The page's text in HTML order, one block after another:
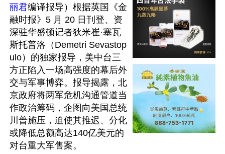
丽君编译报导）根据英国《金
融时报》5 月 20 日刊登、资
深驻华盛顿记者狄米崔·塞瓦
斯托普洛（Demetri Sevastop
ulo）的独家报导，美中台三
方正陷入一场高强度的幕后外
交与军事博弈。报导揭露，北
京政府将两军危机沟通管道当
作政治筹码，企图向美国总统
川普施压，迫使其推迟、分化
或降低总额高达140亿美元的
对台重大军售案。